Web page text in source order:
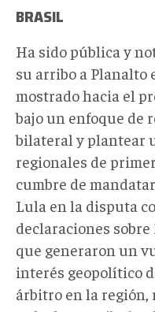
BRASIL
Ha sido pública y
su arribo a Planalto
mostrado hacia el
bajo un enfoque de
bilateral y plantear
regionales de
cumbre de
Lula en la disputa
declaraciones
que generaron un
interés geopolítico
árbitro en la